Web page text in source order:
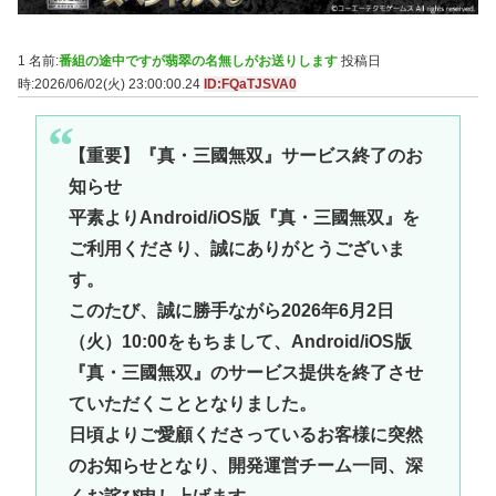
1 名前:番組の途中ですが翡翠の名無しがお送りします 投稿日
時:2026/06/02(火) 23:00:00.24 ID:FQaTJSVA0
【重要】『真・三國無双』サービス終了のお
知らせ
平素よりAndroid/iOS版『真・三國無双』を
ご利用くださり、誠にありがとうございま
す。
このたび、誠に勝手ながら2026年6月2日
（火）10:00をもちまして、Android/iOS版
『真・三國無双』のサービス提供を終了させ
ていただくこととなりました。
日頃よりご愛顧くださっているお客様に突然
のお知らせとなり、開発運営チーム一同、深